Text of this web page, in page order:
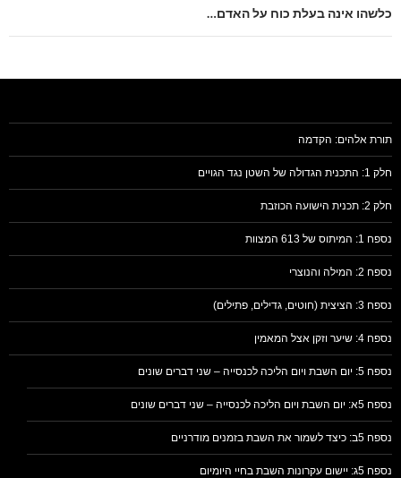
כלשהו אינה בעלת כוח על האדם…
תורת אלהים: הקדמה
חלק 1: התכנית הגדולה של השטן נגד הגויים
חלק 2: תכנית הישועה הכוזבת
נספח 1: המיתוס של 613 המצוות
נספח 2: המילה והנוצרי
נספח 3: הציצית (חוטים, גדילים, פתילים)
נספח 4: שיער וזקן אצל המאמין
נספח 5: יום השבת ויום הליכה לכנסייה – שני דברים שונים
נספח 5א: יום השבת ויום הליכה לכנסייה – שני דברים שונים
נספח 5ב: כיצד לשמור את השבת בזמנים מודרניים
נספח 5ג: יישום עקרונות השבת בחיי היומיום